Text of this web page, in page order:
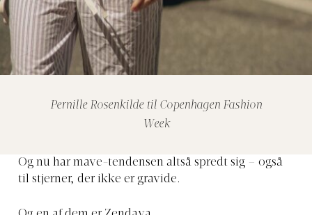
Pernille Rosenkilde til Copenhagen Fashion
Week
Og nu har mave-tendensen altså spredt sig – også
til stjerner, der ikke er gravide.